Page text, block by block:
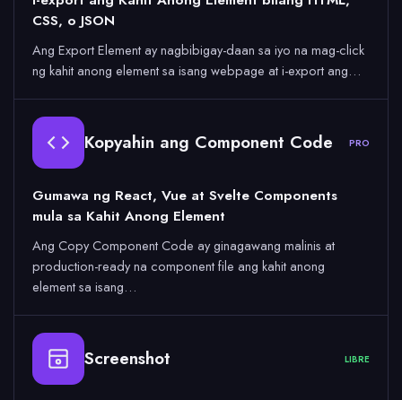
CSS, o JSON
Ang Export Element ay nagbibigay-daan sa iyo na mag-click
ng kahit anong element sa isang webpage at i-export ang…
Kopyahin ang Component Code PRO
Gumawa ng React, Vue at Svelte Components
mula sa Kahit Anong Element
Ang Copy Component Code ay ginagawang malinis at
production-ready na component file ang kahit anong
element sa isang…
Screenshot LIBRE